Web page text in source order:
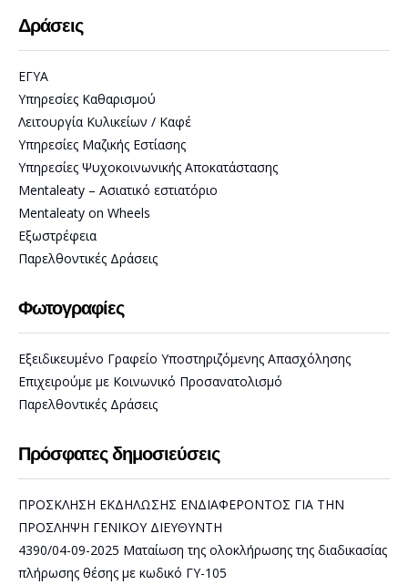
Δράσεις
ΕΓΥΑ
Υπηρεσίες Καθαρισμού
Λειτουργία Κυλικείων / Καφέ
Υπηρεσίες Μαζικής Εστίασης
Υπηρεσίες Ψυχοκοινωνικής Αποκατάστασης
Mentaleaty – Ασιατικό εστιατόριο
Mentaleaty on Wheels
Εξωστρέφεια
Παρελθοντικές Δράσεις
Φωτογραφίες
Εξειδικευμένο Γραφείο Υποστηριζόμενης Απασχόλησης
Επιχειρούμε με Κοινωνικό Προσανατολισμό
Παρελθοντικές Δράσεις
Πρόσφατες δημοσιεύσεις
ΠΡΟΣΚΛΗΣΗ ΕΚΔΗΛΩΣΗΣ ΕΝΔΙΑΦΕΡΟΝΤΟΣ ΓΙΑ ΤΗΝ
ΠΡΟΣΛΗΨΗ ΓΕΝΙΚΟΥ ΔΙΕΥΘΥΝΤΗ
4390/04-09-2025 Ματαίωση της ολοκλήρωσης της διαδικασίας
πλήρωσης θέσης με κωδικό ΓΥ-105